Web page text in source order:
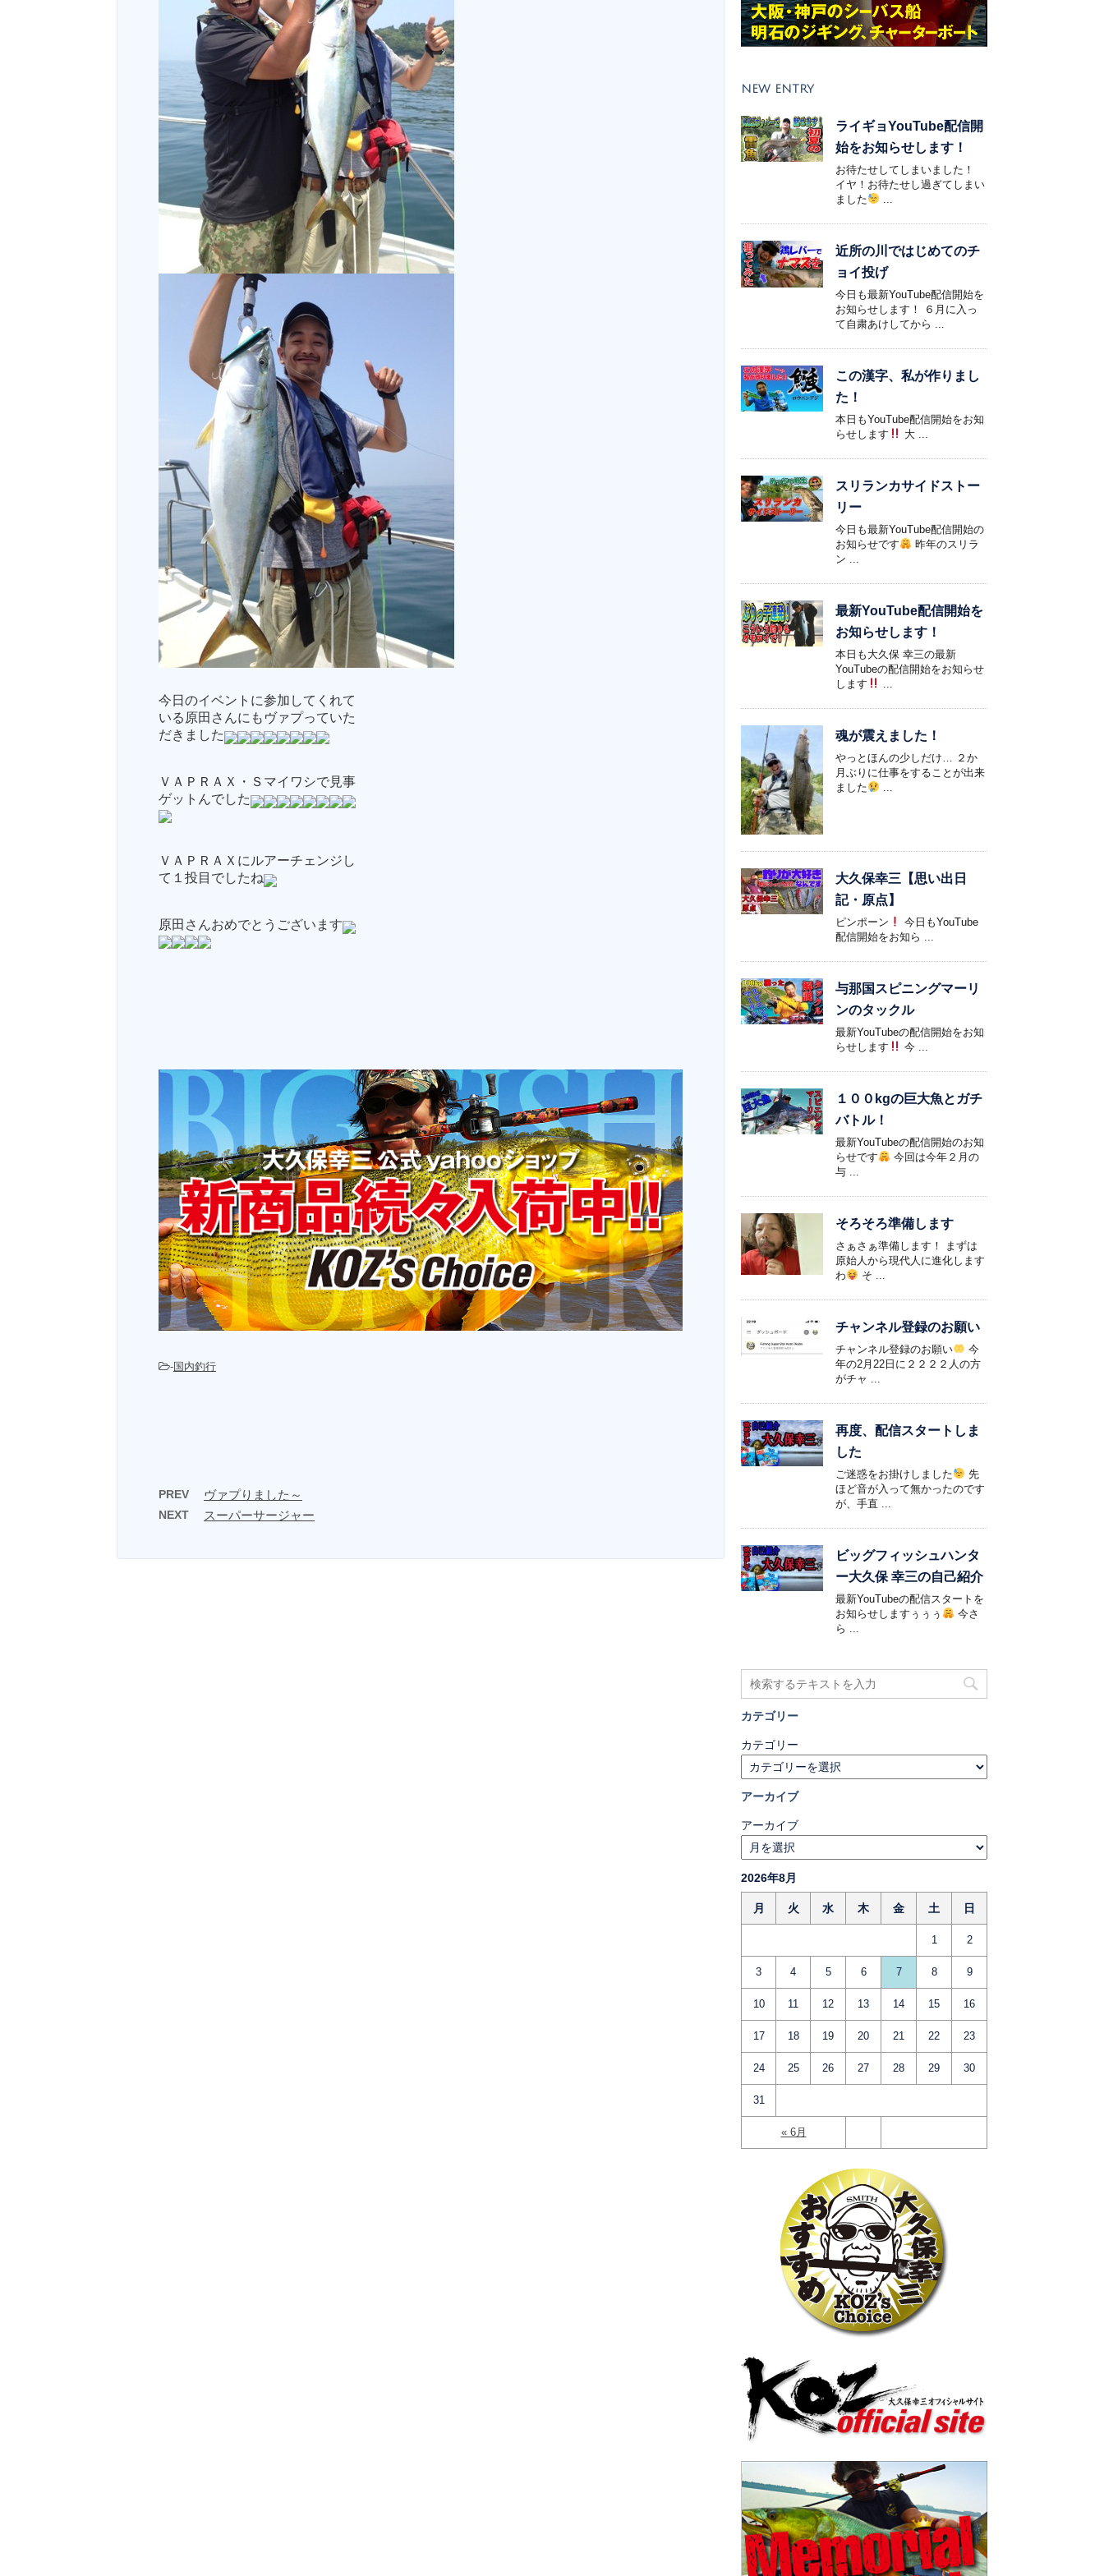
今日のイベントに参加してくれて
いる原田さんにもヴァプっていた
だきました
ＶＡＰＲＡＸ・Ｓマイワシで見事
ゲットんでした
ＶＡＰＲＡＸにルアーチェンジし
て１投目でしたね
原田さんおめでとうございます
-国内釣行
PREV ヴァプりました～
NEXT スーパーサージャー
NEW ENTRY
ライギョYouTube配信開
始をお知らせします！
お待たせしてしまいました！
イヤ！お待たせし過ぎてしまい
ました
...
近所の川ではじめてのチ
ョイ投げ
今日も最新YouTube配信開始を
お知らせします！ ６月に入っ
て自粛あけしてから ...
この漢字、私が作りまし
た！
本日もYouTube配信開始をお知
らせします
大 ...
スリランカサイドストー
リー
今日も最新YouTube配信開始の
お知らせです
昨年のスリラ
ン ...
最新YouTube配信開始を
お知らせします！
本日も大久保 幸三の最新
YouTubeの配信開始をお知らせ
します
...
魂が震えました！
やっとほんの少しだけ… ２か
月ぶりに仕事をすることが出来
ました
...
大久保幸三【思い出日
記・原点】
ピンポーン
今日もYouTube
配信開始をお知ら ...
与那国スピニングマーリ
ンのタックル
最新YouTubeの配信開始をお知
らせします
今 ...
１００kgの巨大魚とガチ
バトル！
最新YouTubeの配信開始のお知
らせです
今回は今年２月の
与 ...
そろそろ準備します
さぁさぁ準備します！ まずは
原始人から現代人に進化します
わ
そ ...
チャンネル登録のお願い
チャンネル登録のお願い
今
年の2月22日に２２２２人の方
がチャ ...
再度、配信スタートしま
した
ご迷惑をお掛けしました
先
ほど音が入って無かったのです
が、手直 ...
ビッグフィッシュハンタ
ー大久保 幸三の自己紹介
最新YouTubeの配信スタートを
お知らせしますぅぅぅ
今さ
ら ...
カテゴリー
カテゴリー
アーカイブ
アーカイブ
2026年8月
月 火 水 木 金 土 日
« 6月
1 2
3 4 5 6 7 8 9
10 11 12 13 14 15 16
17 18 19 20 21 22 23
24 25 26 27 28 29 30
31